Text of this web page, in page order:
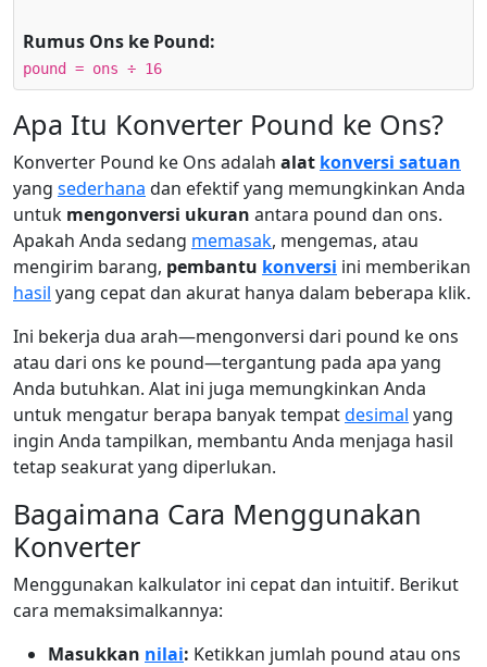
Rumus Ons ke Pound:
pound = ons ÷ 16
Apa Itu Konverter Pound ke Ons?
Konverter Pound ke Ons adalah alat konversi satuan
yang sederhana dan efektif yang memungkinkan Anda
untuk mengonversi ukuran antara pound dan ons.
Apakah Anda sedang memasak, mengemas, atau
mengirim barang, pembantu konversi ini memberikan
hasil yang cepat dan akurat hanya dalam beberapa klik.
Ini bekerja dua arah—mengonversi dari pound ke ons
atau dari ons ke pound—tergantung pada apa yang
Anda butuhkan. Alat ini juga memungkinkan Anda
untuk mengatur berapa banyak tempatdesimal yang
ingin Anda tampilkan, membantu Anda menjaga hasil
tetap seakurat yang diperlukan.
Bagaimana Cara Menggunakan
Konverter
Menggunakan kalkulator ini cepat dan intuitif. Berikut
cara memaksimalkannya:
Masukkan nilai: Ketikkan jumlah pound atau ons